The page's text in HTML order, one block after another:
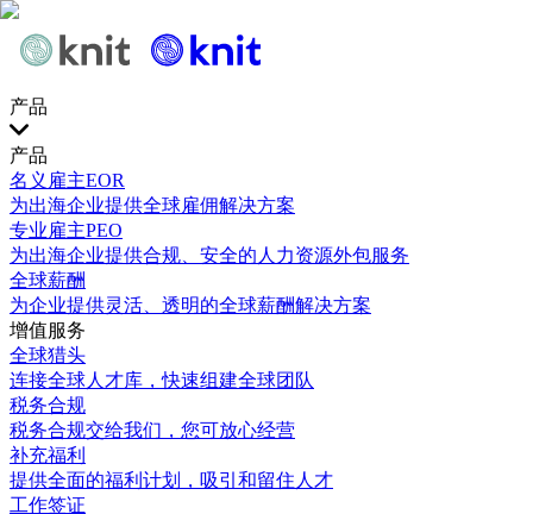
产品
产品
名义雇主EOR
为出海企业提供全球雇佣解决方案
专业雇主PEO
为出海企业提供合规、安全的人力资源外包服务
全球薪酬
为企业提供灵活、透明的全球薪酬解决方案
增值服务
全球猎头
连接全球人才库，快速组建全球团队
税务合规
税务合规交给我们，您可放心经营
补充福利
提供全面的福利计划，吸引和留住人才
工作签证